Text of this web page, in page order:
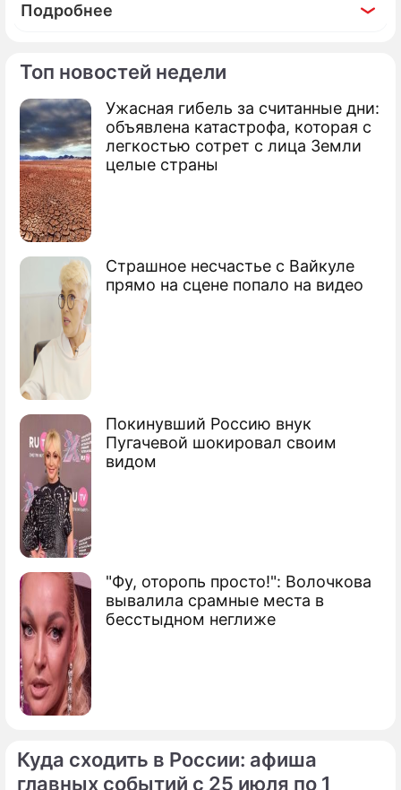
Топ новостей недели
Ужасная гибель за считанные дни:
объявлена катастрофа, которая с
легкостью сотрет с лица Земли
целые страны
Страшное несчастье с Вайкуле
прямо на сцене попало на видео
Покинувший Россию внук
Пугачевой шокировал своим
видом
"Фу, оторопь просто!": Волочкова
вывалила срамные места в
бесстыдном неглиже
Подробнее
По теме
Продолжение: Романцев и
Семин проведут занятие
Аршавин предсказал будущее
Акинфеева
Акинфеев может стать игроком "Реала"
Павлюченко расстрелял Лихтенштейн
Сюжеты
Футбол
Куда сходить в России: афиша
главных событий с 25 июля по 1